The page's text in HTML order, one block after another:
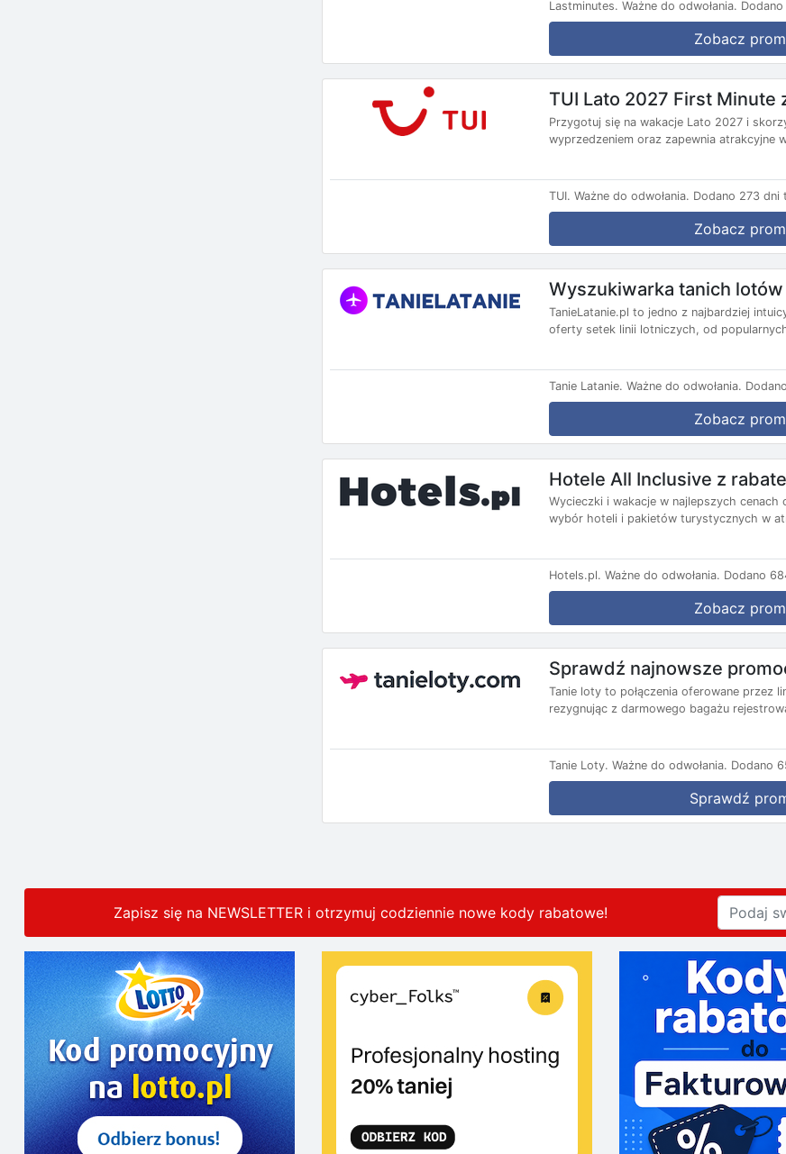
Lastminutes. Ważne do odwołania.
Zobacz
TUI Lato 2027 First Minute
Przygotuj się na wakacje Lato 2027 i
wyprzedzeniem oraz zapewnia atrakcyjne
TUI. Ważne do odwołania. Dodano 273 dni
Zobacz
Wyszukiwarka tanich
TanieLatanie.pl to jedno z najbardziej
oferty setek linii lotniczych, od
Tanie Latanie. Ważne do odwołania.
Zobacz
Hotele All Inclusive z
Wycieczki i wakacje w najlepszych
wybór hoteli i pakietów turystycznych w
Hotels.pl. Ważne do odwołania. Dodano
Zobacz
Sprawdź najnowsze
Tanie loty to połączenia oferowane przez
rezygnując z darmowego bagażu
Tanie Loty. Ważne do odwołania. Dodano
Sprawdź
Zapisz się na NEWSLETTER i otrzymuj codziennie nowe kody rabatowe!